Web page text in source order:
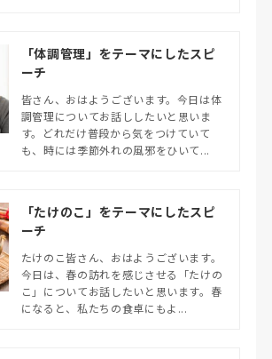
「体調管理」をテーマにしたスピ
ーチ
皆さん、おはようございます。今日は体
調管理についてお話ししたいと思いま
す。どれだけ普段から気をつけていて
も、時には季節外れの風邪をひいて...
「たけのこ」をテーマにしたスピ
ーチ
たけのこ皆さん、おはようございます。
今日は、春の訪れを感じさせる「たけの
こ」についてお話したいと思います。春
になると、私たちの食卓にもよ...